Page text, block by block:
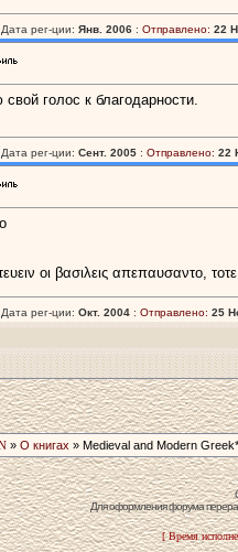
рег-ции: Янв. 2006: Отправлено: 22
голос к благодарности.
Дата рег-ции: Сент. 2005: Отправлено: 22
οι βασιλεις απεπαυσαντο,
рег-ции: Окт. 2004: Отправлено: 25
» О книгах » Medieval and Modern Greek*
Для оформления форума
[ Время